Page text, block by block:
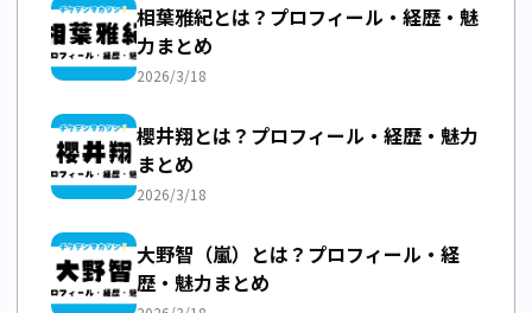
相葉雅紀とは？プロフィール・経歴・魅
力まとめ
2026/3/18
櫻井翔とは？プロフィール・経歴・魅力
まとめ
2026/3/18
大野智（嵐）とは？プロフィール・経
歴・魅力まとめ